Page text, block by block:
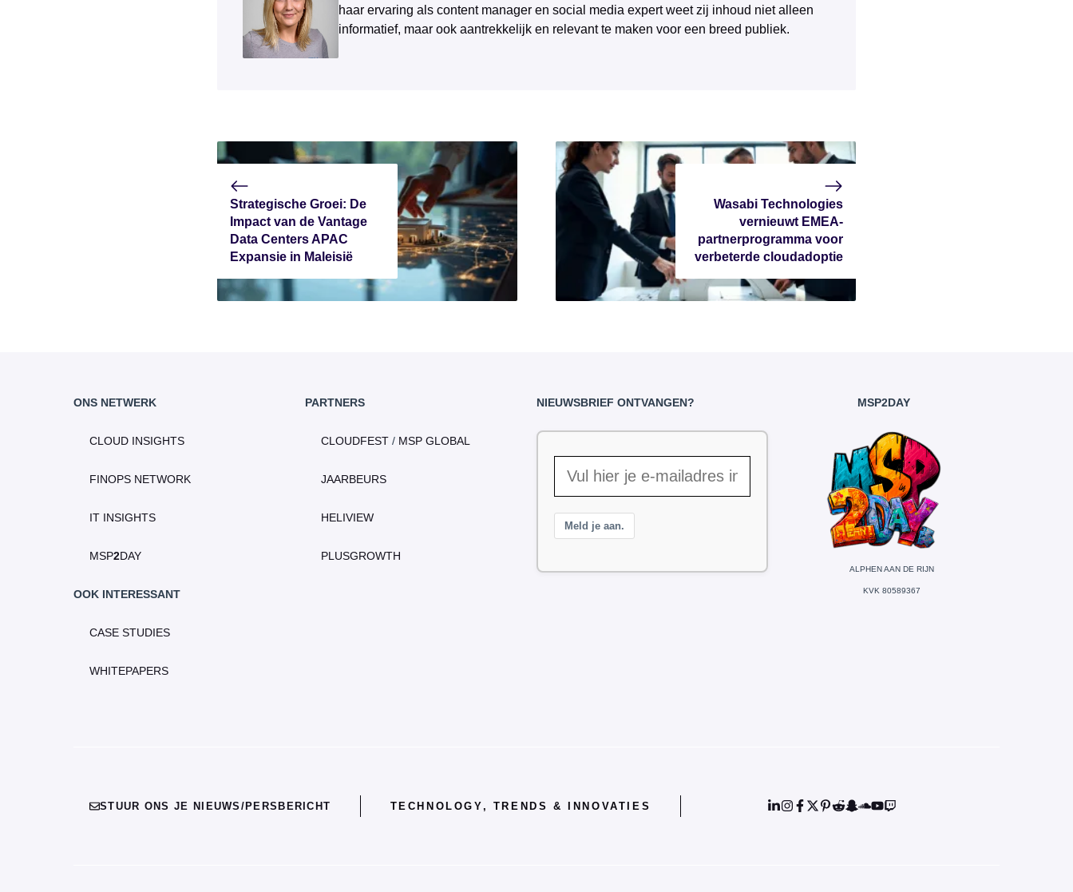
haar ervaring als content manager en social media expert weet zij inhoud niet alleen
informatief, maar ook aantrekkelijk en relevant te maken voor een breed publiek.
Strategische Groei: De
Impact van de Vantage
Data Centers APAC
Expansie in Maleisië
Wasabi Technologies
vernieuwt EMEA-
partnerprogramma voor
verbeterde cloudadoptie
ONS NETWERK
CLOUD INSIGHTS
FINOPS NETWORK
IT INSIGHTS
MSP2DAY
OOK INTERESSANT
CASE STUDIES
WHITEPAPERS
PARTNERS
CLOUDFEST / MSP GLOBAL
JAARBEURS
HELIVIEW
PLUSGROWTH
NIEUWSBRIEF ONTVANGEN?
Meld je aan.
MSP2DAY
ALPHEN AAN DE RIJN
KVK 80589367
STUUR ONS JE NIEUWS/PERSBERICHT TECHNOLOGY, TRENDS & INNOVATIES